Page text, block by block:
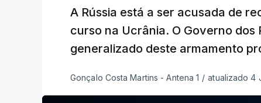
A Rússia está a ser acusada de
curso na Ucrânia. O Governo
generalizado deste armamento
Gonçalo Costa Martins - Antena 1 / atualizado 4